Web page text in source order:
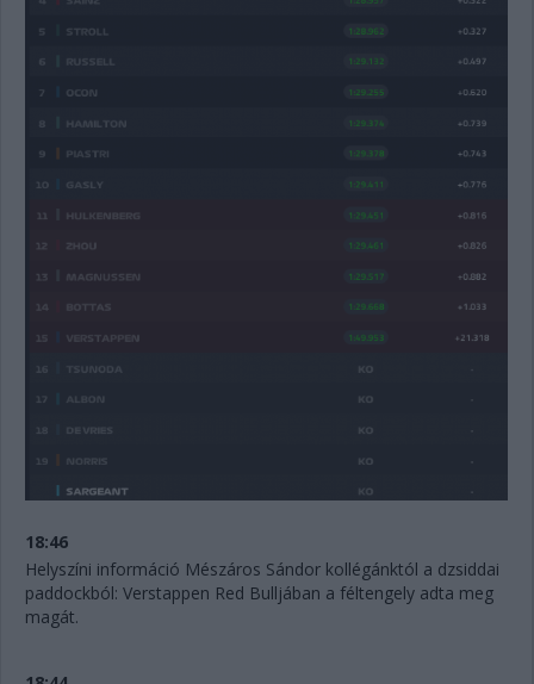
18:46
Helyszíni információ Mészáros Sándor kollégánktól a dzsiddai
paddockból: Verstappen Red Bulljában a féltengely adta meg
magát.